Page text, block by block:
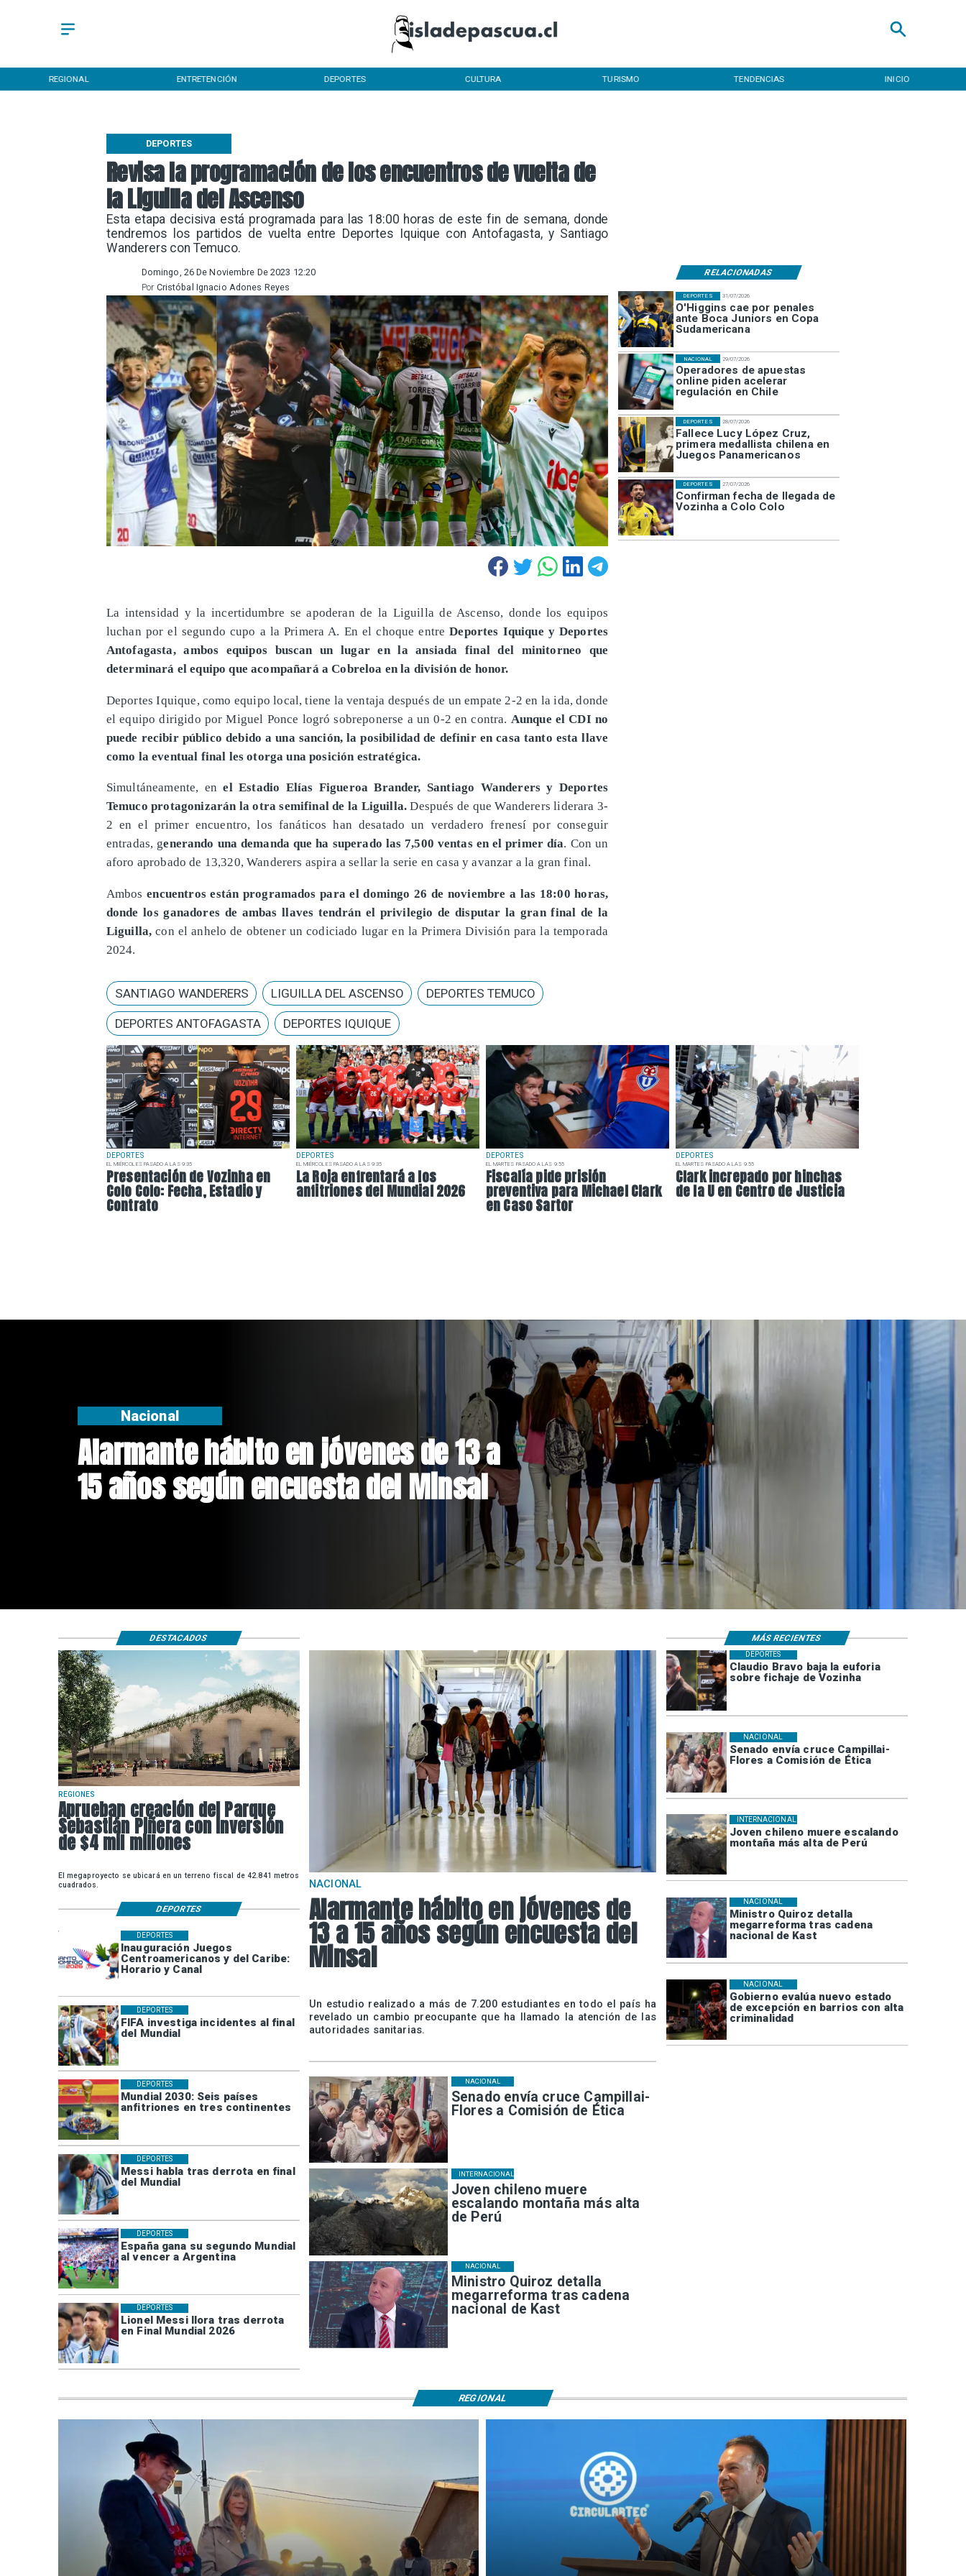
REGIONAL ENTRETENCIÓN DEPORTES CULTURA TURISMO TENDENCIAS INICIO
Revisa la programación de los encuentros de vuelta de
la Liguilla del Ascenso
Esta etapa decisiva está programada para las 18:00 horas de este fin de semana, donde
tendremos los partidos de vuelta entre Deportes Iquique con Antofagasta, y Santiago
Wanderers con Temuco.
DEPORTES
RELACIONADAS
Domingo, 26 De Noviembre De 2023 12:20
Cristóbal Ignacio Adones Reyes
Por
DEPORTES
EL MIÉRCOLES PASADO A LAS 9:35
Presentación de Vozinha en
Colo Colo: Fecha, Estadio y
Contrato
DEPORTES
EL MIÉRCOLES PASADO A LAS 9:35
La Roja enfrentará a los
anfitriones del Mundial 2026
DEPORTES
EL MARTES PASADO A LAS 9:55
Fiscalía pide prisión
preventiva para Michael Clark
en Caso Sartor
DEPORTES
EL MARTES PASADO A LAS 9:55
Clark increpado por hinchas
de la U en Centro de Justicia
31/07/2026
O'Higgins cae por penales
ante Boca Juniors en Copa
Sudamericana
DEPORTES
29/07/2026
Operadores de apuestas
online piden acelerar
regulación en Chile
NACIONAL
28/07/2026
Fallece Lucy López Cruz,
primera medallista chilena en
Juegos Panamericanos
DEPORTES
27/07/2026
Confirman fecha de llegada de
Vozinha a Colo Colo
DEPORTES
​La intensidad y la incertidumbre se apoderan de la Liguilla de Ascenso, donde los equipos
luchan por el segundo cupo a la Primera A. En el choque entreDeportes Iquique y Deportes
Antofagasta, ambos equipos buscan un lugar en la ansiada final del minitorneo que
determinará el equipo que acompañará a Cobreloa en la división de honor.
Deportes Iquique, como equipo local, tiene la ventaja después de un empate 2-2 en la ida, donde
el equipo dirigido por Miguel Ponce logró sobreponerse a un 0-2 en contra. Aunque el CDI no
puede recibir público debido a una sanción, la posibilidad de definir en casa tanto esta llave
como la eventual final les otorga una posición estratégica.
Simultáneamente, enel Estadio Elías Figueroa Brander, Santiago Wanderers y Deportes
Temuco protagonizarán la otra semifinal de la Liguilla. Después de que Wanderers liderara 3-
2 en el primer encuentro, los fanáticos han desatado un verdadero frenesí por conseguir
entradas, generando una demanda que ha superado las 7,500 ventas en el primer día. Con un
aforo aprobado de 13,320, Wanderers aspira a sellar la serie en casa y avanzar a la gran final.
Ambos encuentros están programados para el domingo 26 de noviembre a las 18:00 horas,
donde los ganadores de ambas llaves tendrán el privilegio de disputar la gran final de la
Liguilla, con el anhelo de obtener un codiciado lugar en la Primera División para la temporada
2024.
SANTIAGO WANDERERS LIGUILLA DEL ASCENSO DEPORTES TEMUCO
DEPORTES ANTOFAGASTA DEPORTES IQUIQUE
Aprueban creación del Parque
Sebastián Piñera con inversión de
Regiones
Claudio Bravo baja la euforia
sobre fichaje de Vozinha
DEPORTES
Senado envía cruce Campillai-
Flores a Comisión de Ética
NACIONAL
Joven chileno muere escalando
montaña más alta de Perú
INTERNACIONAL
Ministro Quiroz detalla
megarreforma tras cadena
nacional de Kast
NACIONAL
Gobierno evalúa nuevo estado
de excepción en barrios con alta
criminalidad
NACIONAL
Inauguración Juegos
Centroamericanos y del Caribe:
Horario y Canal
DEPORTES
FIFA investiga incidentes al final
del Mundial
DEPORTES
Mundial 2030: Seis países
anfitriones en tres continentes
DEPORTES
Messi habla tras derrota en final
del Mundial
DEPORTES
España gana su segundo Mundial
al vencer a Argentina
DEPORTES
Lionel Messi llora tras derrota
en Final Mundial 2026
DEPORTES
Senado envía cruce Campillai-
Flores a Comisión de Ética
NACIONAL
Joven chileno muere
escalando montaña más alta
de Perú
INTERNACIONAL
Ministro Quiroz detalla
megarreforma tras cadena
nacional de Kast
NACIONAL
REGIONES
Aprueban creación del Parque
Sebastián Piñera con inversión
de $4 mil millones
El megaproyecto se ubicará en un terreno fiscal de 42.841 metros
cuadrados.
NACIONAL
Alarmante hábito en jóvenes de
13 a 15 años según encuesta del
Minsal
Un estudio realizado a más de 7.200 estudiantes en todo el país ha
revelado un cambio preocupante que ha llamado la atención de las
autoridades sanitarias.
DESTACADOS MÁS RECIENTES
DEPORTES
REGIONAL